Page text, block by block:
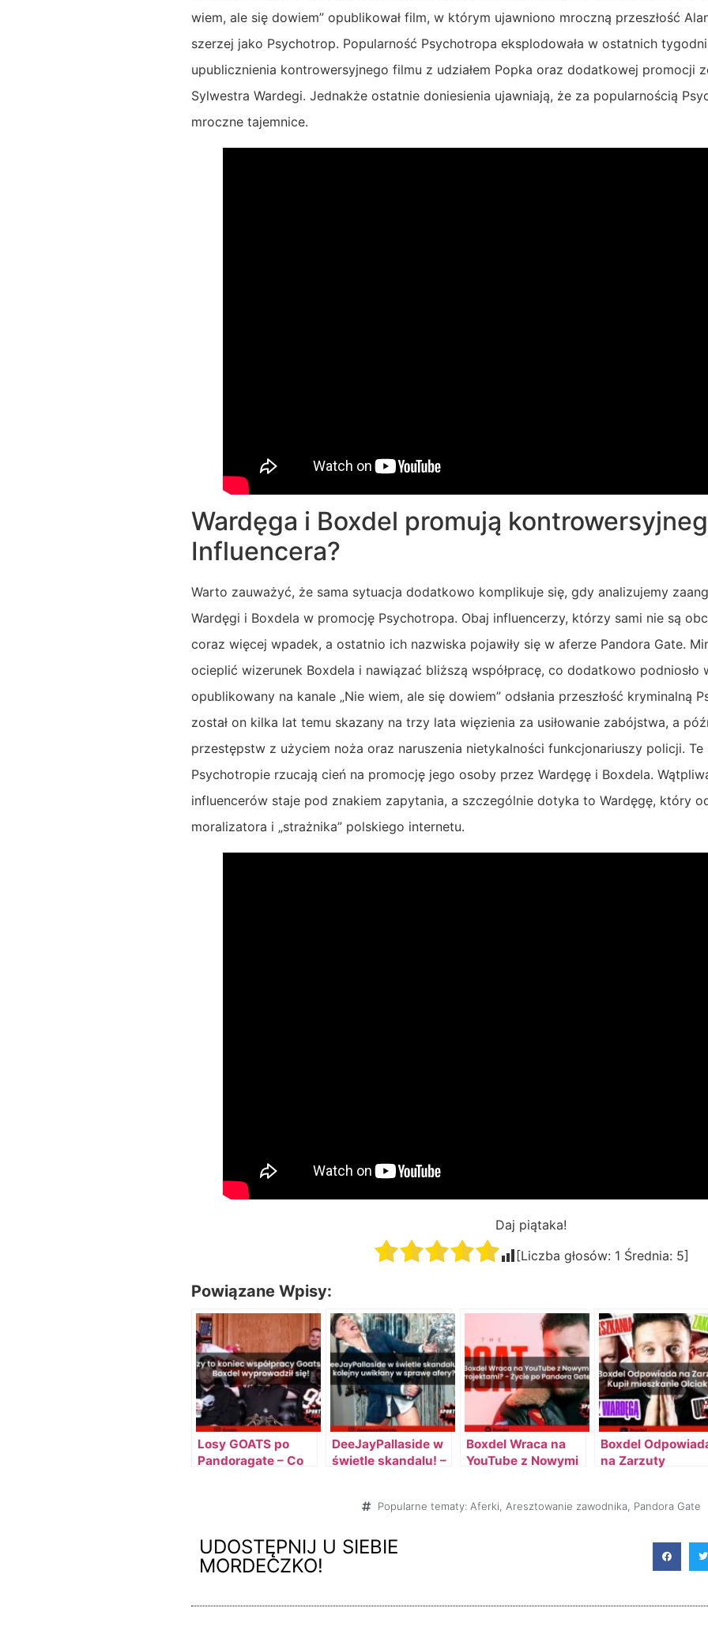
wiem, ale się dowiem” opublikował film, w którym ujawniono mroczną przeszłość
szerzej jako Psychotrop. Popularność Psychotropa eksplodowała w ostatnich
upublicznienia kontrowersyjnego filmu z udziałem Popka oraz dodatkowej promocji
Sylwestra Wardegi. Jednakże ostatnie doniesienia ujawniają, że za popularnością
mroczne tajemnice.
Wardęga i Boxdel promują
Influencera?
Warto zauważyć, że sama sytuacja dodatkowo komplikuje się, gdy analizujemy
Wardęgi i Boxdela w promocję Psychotropa. Obaj influencerzy, którzy sami nie są
coraz więcej wpadek, a ostatnio ich nazwiska pojawiły się w aferze Pandora Gate.
ocieplić wizerunek Boxdela i nawiązać bliższą współpracę, co dodatkowo podniosło
opublikowany na kanale „Nie wiem, ale się dowiem” odsłania przeszłość kryminalną
został on kilka lat temu skazany na trzy lata więzienia za usiłowanie zabójstwa, a
przestępstw z użyciem noża oraz naruszenia nietykalności funkcjonariuszy policji.
Psychotropie rzucają cień na promocję jego osoby przez Wardęgę i Boxdela.
influencerów staje pod znakiem zapytania, a szczególnie dotyka to Wardęgę, który
moralizatora i „strażnika” polskiego internetu.
Daj piątaka!
[Liczba głosów: 1 Średnia: 5]
Powiązane Wpisy:
Losy GOATS po
Pandoragate – Co
DeeJayPallaside w
świetle skandalu! –
Boxdel Wraca na
YouTube z Nowymi
Gate!
Boxdel
na Zarzuty
mieszkanie
Popularne tematy: Aferki Aresztowanie zawodnika Pandora Gate
UDOSTĘPNIJ U SIEBIE
MORDECZKO!